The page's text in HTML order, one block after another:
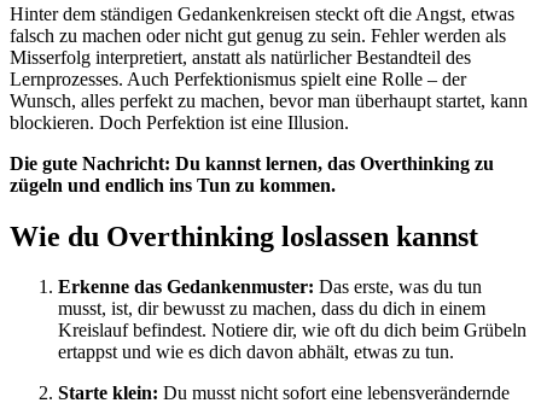
Hinter dem ständigen Gedankenkreisen steckt oft die Angst, etwas
falsch zu machen oder nicht gut genug zu sein. Fehler werden als
Misserfolg interpretiert, anstatt als natürlicher Bestandteil des
Lernprozesses. Auch Perfektionismus spielt eine Rolle – der
Wunsch, alles perfekt zu machen, bevor man überhaupt startet, kann
blockieren. Doch Perfektion ist eine Illusion.
Die gute Nachricht: Du kannst lernen, das Overthinking zu
zügeln und endlich ins Tun zu kommen.
Wie du Overthinking loslassen kannst
Erkenne das Gedankenmuster: Das erste, was du tun
musst, ist, dir bewusst zu machen, dass du dich in einem
Kreislauf befindest. Notiere dir, wie oft du dich beim Grübeln
ertappst und wie es dich davon abhält, etwas zu tun.
Starte klein: Du musst nicht sofort eine lebensverändernde